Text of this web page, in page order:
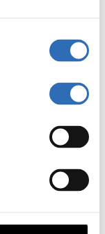
sig, via
förpackat för
kan
nödvändiga. Bokar
högsäsong, för att